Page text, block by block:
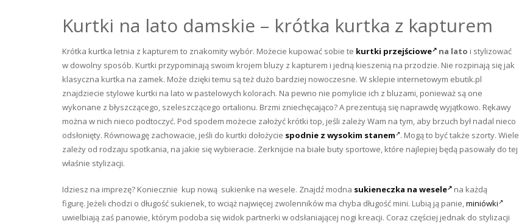
Kurtki na lato damskie – krótka kurtka z kapturem
Krótka kurtka letnia z kapturem to znakomity wybór. Możecie kupować sobie te kurtki przejściowe na lato i stylizować
w dowolny sposób. Kurtki przypominają swoim krojem bluzy z kapturem i jedną kieszenią na przodzie. Nie rozpinają się jak
klasyczna kurtka na zamek. Może dzięki temu są też dużo bardziej nowoczesne. W sklepie internetowym ebutik.pl
znajdziecie stylowe kurtki na lato w pastelowych kolorach. Na pewno nie pomylicie ich z bluzami, ponieważ są one
wykonane z błyszczącego, szeleszczącego ortalionu. Brzmi zniechęcająco? A prezentują się naprawdę wyjątkowo. Rękawy
można w nich nieco podtoczyć. Pod spodem możecie założyć krótki top, jeśli zależy Wam na tym, aby brzuch był nadal nieco
odsłonięty. Równowagę zachowacie, jeśli do kurtki dołożycie spodnie z wysokim stanem . Mogą to być także szorty. Wiele
zależy od rodzaju spotkania, na jakie się wybieracie. Zerknijcie na białe buty sportowe, które najlepiej będą pasowały do tej
właśnie stylizacji.
Idziesz na imprezę? Koniecznie kup nową sukienke na wesele. Znajdź modna sukieneczka na wesele
na każdą
figurę. Jeżeli chodzi o długość sukienek, to wciąż najwięcej zwolenników ma chyba długość mini. Lubią ją panie,miniówki
uwielbiają zaś panowie, którym podoba się widok partnerki w odsłaniającej nogi kreacji. Coraz częściej jednak do stylizacji